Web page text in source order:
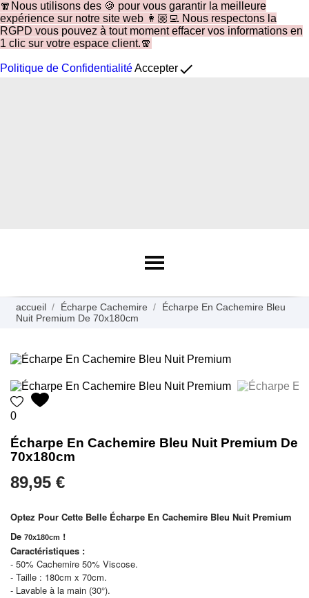
🧣Nous utilisons des 🍪 pour vous garantir la meilleure
expérience sur notre site web 👩🏼‍💻 Nous respectons la
RGPD vous pouvez à tout moment effacer vos informations en
1 clic sur votre espace client.🧣
Politique de ConfidentialitéAccepterdone
accueil Écharpe Cachemire
Écharpe En Cachemire Bleu
Nuit Premium De 70x180cm
0
Écharpe En Cachemire Bleu Nuit Premium De
70x180cm
89,95 €
Optez Pour Cette Belle Écharpe En Cachemire Bleu Nuit Premium
De 70x180cm !
Caractéristiques :
- 50% Cachemire 50% Viscose.
- Taille : 180cm x 70cm.
- Lavable à la main (30°).